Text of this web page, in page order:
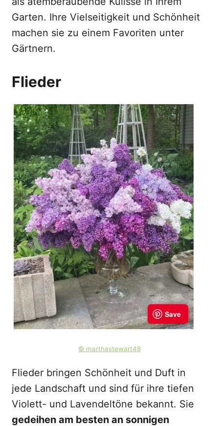
Garten. Ihre Vielseitigkeit und Schönheit
machen sie zu einem Favoriten unter
Gärtnern.
Flieder
© marthastewart48
Flieder bringen Schönheit und Duft in
jede Landschaft und sind für ihre tiefen
Violett- und Lavendeltöne bekannt. Sie
gedeihen am besten an sonnigen